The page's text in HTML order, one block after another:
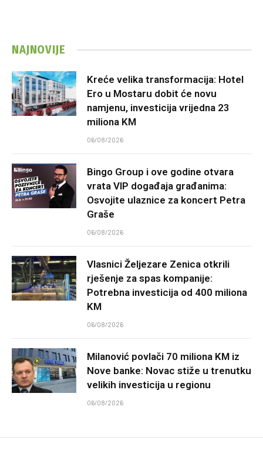
NAJNOVIJE
Kreće velika transformacija: Hotel
Ero u Mostaru dobit će novu
namjenu, investicija vrijedna 23
miliona KM
06/08/2026
Bingo Group i ove godine otvara
vrata VIP događaja građanima:
Osvojite ulaznice za koncert Petra
Graše
06/08/2026
Vlasnici Željezare Zenica otkrili
rješenje za spas kompanije:
Potrebna investicija od 400 miliona
KM
06/08/2026
Milanović povlači 70 miliona KM iz
Nove banke: Novac stiže u trenutku
velikih investicija u regionu
06/08/2026